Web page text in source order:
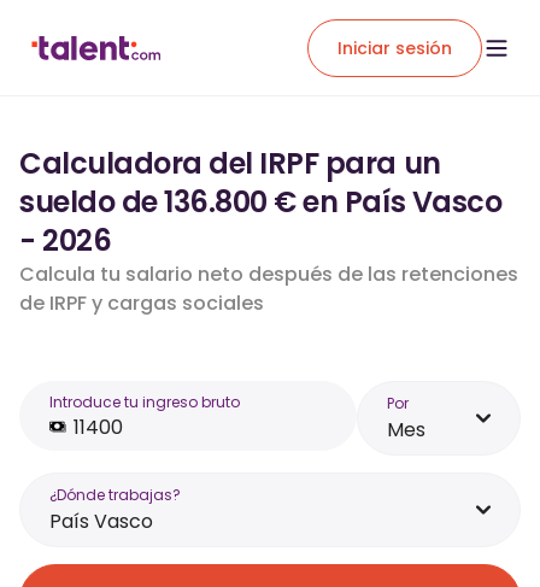
Iniciar sesión
Calculadora del IRPF para un
sueldo de 136.800 € en País Vasco
- 2026
Calcula tu salario neto después de las retenciones
de IRPF y cargas sociales
Introduce tu ingreso bruto Por
Mes
¿Dónde trabajas?
País Vasco